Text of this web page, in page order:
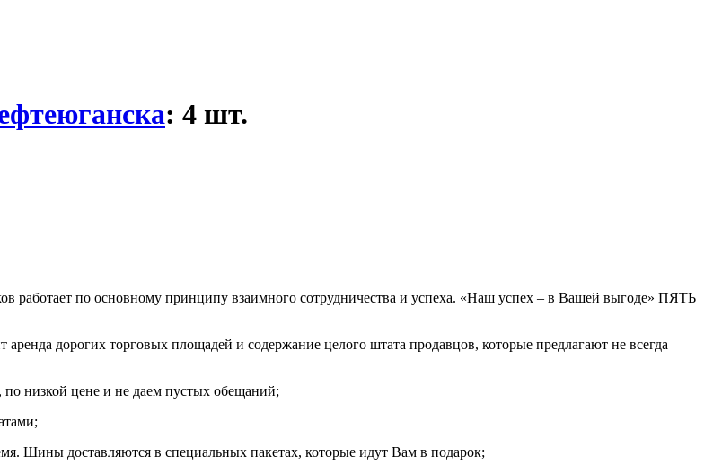
: 4 шт.
работает по основному принципу взаимного сотрудничества и успеха. «Наш успех – в Вашей выгоде» ПЯТЬ
дорогих торговых площадей и содержание целого штата продавцов, которые предлагают не всегда
низкой цене и не даем пустых обещаний;
Шины доставляются в специальных пакетах, которые идут Вам в подарок;